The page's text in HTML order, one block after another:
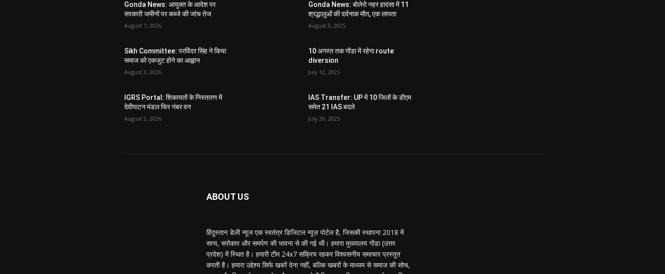
Gonda News: आयुक्त के आदेश पर
सरकारी जमीनों पर कब्जे की जांच तेज
August 7, 2026
Sikh Committee: परविंदर सिंह ने किया
समाज को एकजुट होने का आह्वान
August 3, 2026
IGRS Portal: शिकायतों के निस्तारण में
देवीपाटन मंडल फिर नंबर वन
August 2, 2026
Gonda News: बोलेरो नहर हादसा में 11
श्रद्धालुओं की दर्दनाक मौत, एक लापता
August 3, 2025
10 अगस्त तक गोंडा में रहेगा route
diversion
July 12, 2025
IAS Transfer: UP में 10 जिलों के डीएम
समेत 21 IAS बदले
July 29, 2025
ABOUT US
हिंदुस्तान डेली न्यूज एक स्वतंत्र डिजिटल न्यूज़ पोर्टल है, जिसकी स्थापना 2018 में
सत्य, सरोकार और समर्पण की भावना से की गई थी। हमारा मुख्यालय गोंडा (उत्तर
प्रदेश) में स्थित है। हमारी टीम 24x7 सक्रिय रहकर विश्वसनीय समाचार प्रस्तुत
करती है। हमारा उद्देश्य सिर्फ खबरें देना नहीं, बल्कि खबरों के माध्यम से समाज की सोच,